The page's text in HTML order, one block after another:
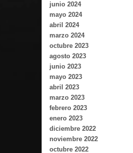
junio 2024
mayo 2024
abril 2024
marzo 2024
octubre 2023
agosto 2023
junio 2023
mayo 2023
abril 2023
marzo 2023
febrero 2023
enero 2023
diciembre 2022
noviembre 2022
octubre 2022